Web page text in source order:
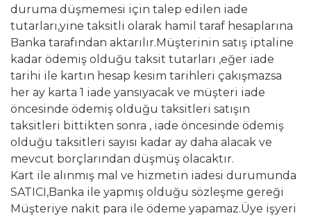
duruma düşmemesi için talep edilen iade
tutarları,yine taksitli olarak hamil taraf hesaplarına
Banka tarafından aktarılır.Müşterinin satış iptaline
kadar ödemiş olduğu taksit tutarları ,eğer iade
tarihi ile kartın hesap kesim tarihleri çakışmazsa
her ay karta 1 iade yansıyacak ve müşteri iade
öncesinde ödemiş olduğu taksitleri satışın
taksitleri bittikten sonra , iade öncesinde ödemiş
olduğu taksitleri sayısı kadar ay daha alacak ve
mevcut borçlarından düşmüş olacaktır.
Kart ile alınmış mal ve hizmetin iadesi durumunda
SATICI,Banka ile yapmış olduğu sözleşme gereği
Müşteriye nakit para ile ödeme yapamaz.Üye işyeri